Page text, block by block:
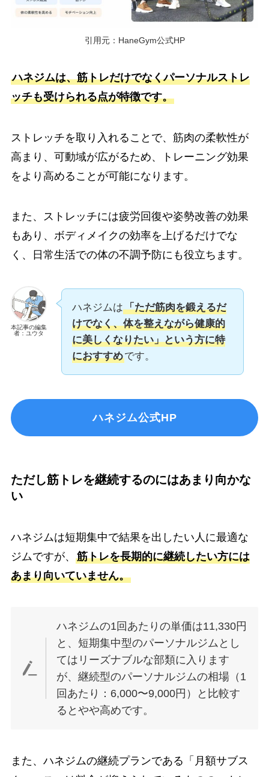
引用元：HaneGym公式HP
ハネジムは、筋トレだけでなくパーソナルストレ
ッチも受けられる点が特徴です。
ストレッチを取り入れることで、筋肉の柔軟性が
高まり、可動域が広がるため、トレーニング効果
をより高めることが可能になります。
また、ストレッチには疲労回復や姿勢改善の効果
もあり、ボディメイクの効率を上げるだけでな
く、日常生活での体の不調予防にも役立ちます。
本記事の編集
者：ユウタ
ハネジムは「ただ筋肉を鍛えるだ
けでなく、体を整えながら健康的
に美しくなりたい」という方に特
におすすめです。
ハネジム公式HP
ただし筋トレを継続するのにはあまり向かな
い
ハネジムは短期集中で結果を出したい人に最適な
ジムですが、 筋トレを長期的に継続したい方には
あまり向いていません。
ハネジムの1回あたりの単価は11,330円
と、短期集中型のパーソナルジムとし
てはリーズナブルな部類に入ります
が、継続型のパーソナルジムの相場（1
回あたり：6,000〜9,000円）と比較す
るとやや高めです。
また、ハネジムの継続プランである「月額サブス